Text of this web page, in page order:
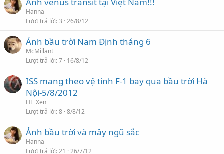
Hanna
Lượt trả lời 3 26/8/12
Ảnh bầu trời Nam Định tháng 6
McMillant
Lượt trả lời 7 16/8/12
ISS mang theo vệ tinh F-1 bay qua bầu trời Hà
Nội-5/8/2012
HL_Xen
Lượt trả lời 8 8/8/12
Ảnh bầu trời và mây ngũ sắc
Hanna
Lượt trả lời 21 26/7/12